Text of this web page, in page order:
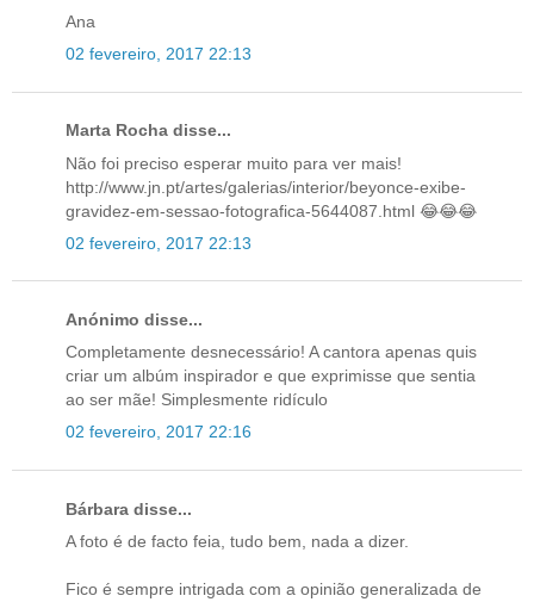
Ana
02 fevereiro, 2017 22:13
Marta Rocha disse...
Não foi preciso esperar muito para ver mais!
http://www.jn.pt/artes/galerias/interior/beyonce-exibe-
gravidez-em-sessao-fotografica-5644087.html 😂😂😂
02 fevereiro, 2017 22:13
Anónimo disse...
Completamente desnecessário! A cantora apenas quis
criar um albúm inspirador e que exprimisse que sentia
ao ser mãe! Simplesmente ridículo
02 fevereiro, 2017 22:16
Bárbara disse...
A foto é de facto feia, tudo bem, nada a dizer.
Fico é sempre intrigada com a opinião generalizada de